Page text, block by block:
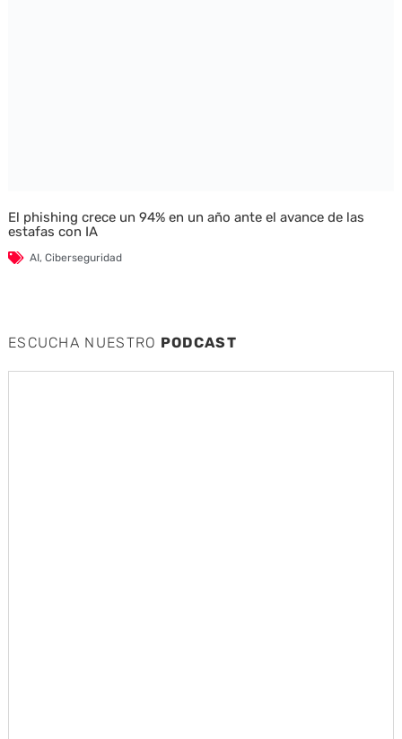
El phishing crece un 94% en un año ante el avance de las
estafas con IA
AI, Ciberseguridad
ESCUCHA NUESTRO PODCAST